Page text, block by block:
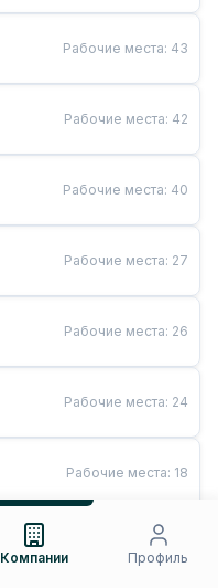
Рабочие места: 43
Рабочие места: 42
Рабочие места: 40
Рабочие места: 27
Рабочие места: 26
Рабочие места: 24
Рабочие места: 18
Рабочие места
Компании Профиль